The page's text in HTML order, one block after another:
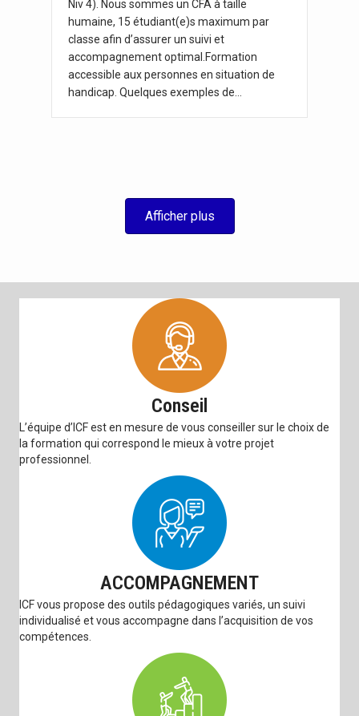
Niv 4). Nous sommes un CFA à taille
humaine, 15 étudiant(e)s maximum par
classe afin d’assurer un suivi et
accompagnement optimal.Formation
accessible aux personnes en situation de
handicap. Quelques exemples de…
Afficher plus
Conseil
L’équipe d’ICF est en mesure de vous conseiller sur le choix de
la formation qui correspond le mieux à votre projet
professionnel.
ACCOMPAGNEMENT
ICF vous propose des outils pédagogiques variés, un suivi
individualisé et vous accompagne dans l’acquisition de vos
compétences.